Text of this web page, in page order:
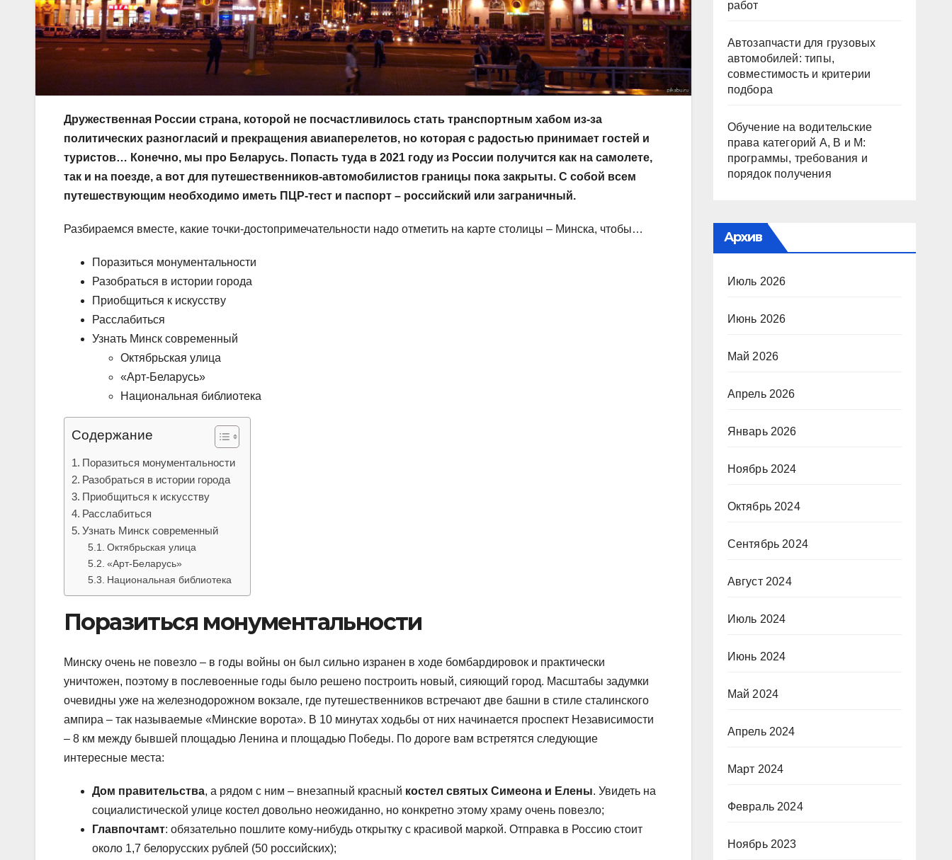
Дружественная России страна, которой не посчастливилось стать транспортным хабом из-за
политических разногласий и прекращения авиаперелетов, но которая с радостью принимает гостей и
туристов… Конечно, мы про Беларусь. Попасть туда в 2021 году из России получится как на самолете,
так и на поезде, а вот для путешественников-автомобилистов границы пока закрыты. С собой всем
путешествующим необходимо иметь ПЦР-тест и паспорт – российский или заграничный.
Разбираемся вместе, какие точки-достопримечательности надо отметить на карте столицы – Минска, чтобы…
Поразиться монументальности
Разобраться в истории города
Приобщиться к искусству
Расслабиться
Узнать Минск современный
Октябрьская улица
«Арт-Беларусь»
Национальная библиотека
Содержание
Поразиться монументальности
Разобраться в истории города
Приобщиться к искусству
Расслабиться
Узнать Минск современный
Октябрьская улица
«Арт-Беларусь»
Национальная библиотека
Поразиться монументальности
Минску очень не повезло – в годы войны он был сильно изранен в ходе бомбардировок и практически
уничтожен, поэтому в послевоенные годы было решено построить новый, сияющий город. Масштабы задумки
очевидны уже на железнодорожном вокзале, где путешественников встречают две башни в стиле сталинского
ампира – так называемые «Минские ворота». В 10 минутах ходьбы от них начинается проспект Независимости
– 8 км между бывшей площадью Ленина и площадью Победы. По дороге вам встретятся следующие
интересные места:
Дом правительства, а рядом с ним – внезапный красный костел святых Симеона и Елены. Увидеть на
социалистической улице костел довольно неожиданно, но конкретно этому храму очень повезло;
Главпочтамт: обязательно пошлите кому-нибудь открытку с красивой маркой. Отправка в Россию стоит
около 1,7 белорусских рублей (50 российских);
работ
Автозапчасти для грузовых
автомобилей: типы,
совместимость и критерии
подбора
Обучение на водительские
права категорий A, B и M:
программы, требования и
порядок получения
Архив
Июль 2026
Июнь 2026
Май 2026
Апрель 2026
Январь 2026
Ноябрь 2024
Октябрь 2024
Сентябрь 2024
Август 2024
Июль 2024
Июнь 2024
Май 2024
Апрель 2024
Март 2024
Февраль 2024
Ноябрь 2023